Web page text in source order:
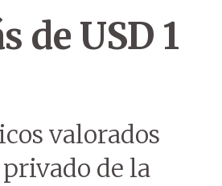
de USD 1
valorados
de la